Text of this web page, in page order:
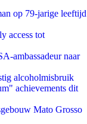
op 79-jarige leeftijd
access tot
ambassadeur naar
alcoholmisbruik
achievements dit
Mato Grosso